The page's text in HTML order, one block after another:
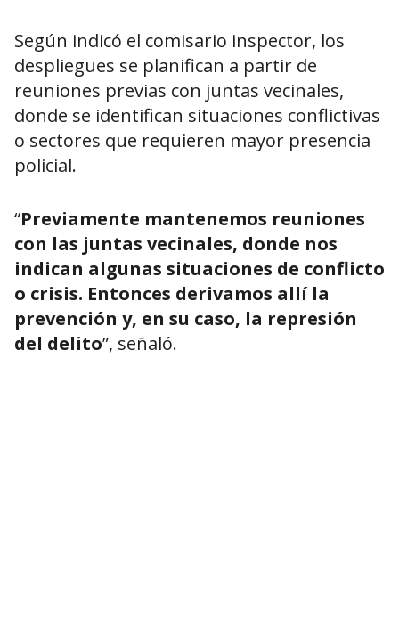
Según indicó el comisario inspector, los
despliegues se planifican a partir de
reuniones previas con juntas vecinales,
donde se identifican situaciones conflictivas
o sectores que requieren mayor presencia
policial.
“Previamente mantenemos reuniones
con las juntas vecinales, donde nos
indican algunas situaciones de conflicto
o crisis. Entonces derivamos allí la
prevención y, en su caso, la represión
del delito”, señaló.